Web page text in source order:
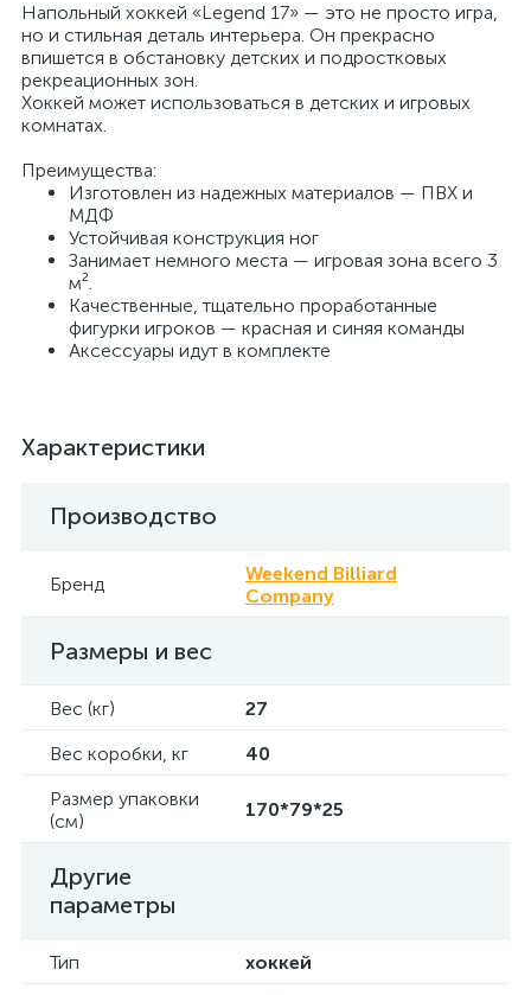
Напольный хоккей «Legend 17» — это не просто игра,
но и стильная деталь интерьера. Он прекрасно
впишется в обстановку детских и подростковых
рекреационных зон.
Хоккей может использоваться в детских и игровых
комнатах.
Преимущества:
Изготовлен из надежных материалов — ПВХ и
МДФ
Устойчивая конструкция ног
Занимает немного места — игровая зона всего 3
м².
Качественные, тщательно проработанные
фигурки игроков — красная и синяя команды
Аксессуары идут в комплекте
Характеристики
Производство
Бренд
Weekend Billiard
Company
Размеры и вес
Вес (кг)
27
Вес коробки, кг
40
Размер упаковки
(см)
170*79*25
Другие
параметры
Тип хоккей